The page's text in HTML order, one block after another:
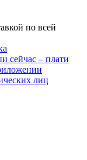
по всей
сейчас – плати
лиц